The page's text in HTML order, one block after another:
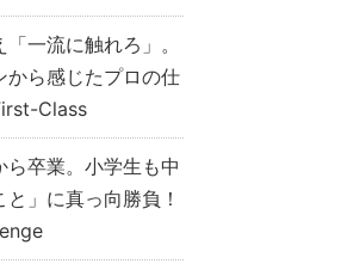
一流に触れろ」。
から感じたプロの仕
Class
卒業。小学生も中
」に真っ向勝負！